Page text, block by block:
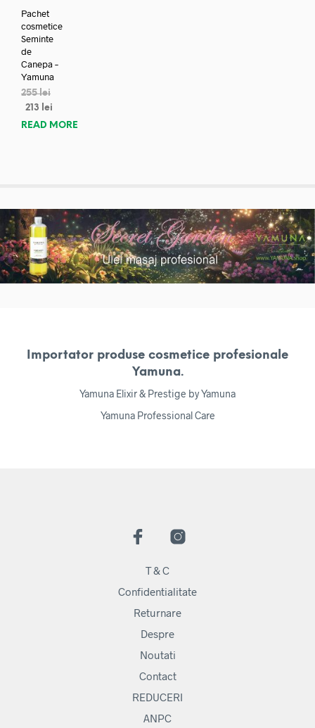
Pachet
cosmetice
Seminte
de
Canepa –
Yamuna
255lei
213
lei
READ MORE
Importator produse cosmetice profesionale
Yamuna.
Yamuna Elixir & Prestige by Yamuna
Yamuna Professional Care
T & C
Confidentialitate
Returnare
Despre
Noutati
Contact
REDUCERI
ANPC